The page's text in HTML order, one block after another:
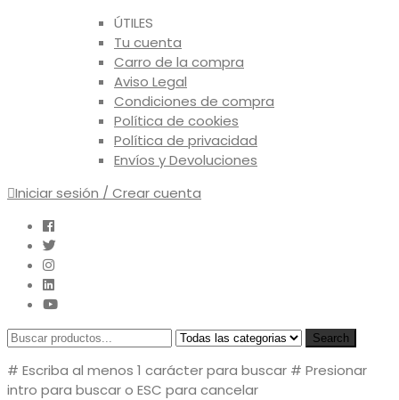
ÚTILES
Tu cuenta
Carro de la compra
Aviso Legal
Condiciones de compra
Política de cookies
Política de privacidad
Envíos y Devoluciones
Iniciar sesión / Crear cuenta
Search
# Escriba al menos 1 carácter para buscar # Presionar
intro para buscar o ESC para cancelar